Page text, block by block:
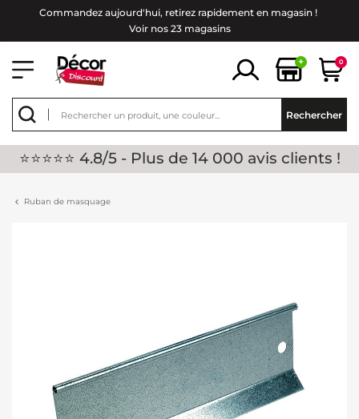
Commandez aujourd'hui, retirez rapidement en magasin !
Voir nos 23 magasins
+ 0
Rechercher
⭐⭐⭐⭐⭐ 4.8/5 - Plus de 14 000 avis clients !
Ruban de masquage